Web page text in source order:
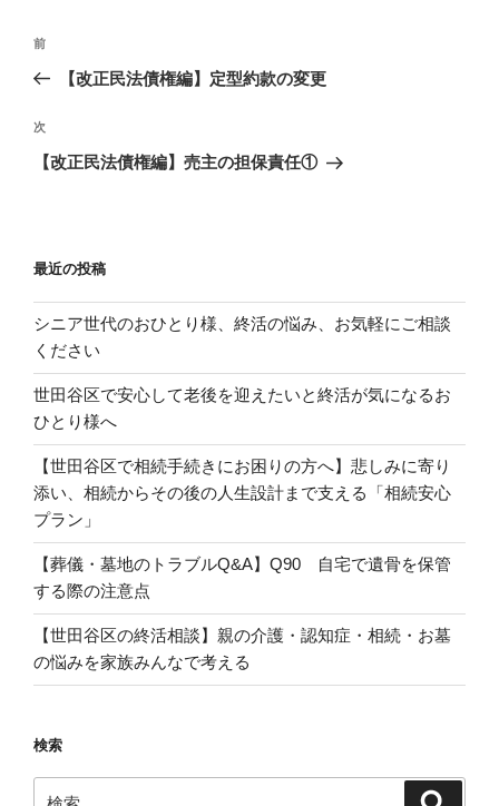
投
ビ
ゲ
ン
過
去
投
稿
前
【改正民法債権編】定型約款の変更
次
の
次
【改正民法債権編】売主の担保責任①
最近の投稿
シニア世代のおひとり様、終活の悩み、お気軽にご相談
ください
世田谷区で安心して老後を迎えたいと終活が気になるお
ひとり様へ
【世田谷区で相続手続きにお困りの方へ】悲しみに寄り
添い、相続からその後の人生設計まで支える「相続安心
プラン」
【葬儀・墓地のトラブルQ&A】Q90 自宅で遺骨を保管
する際の注意点
【世田谷区の終活相談】親の介護・認知症・相続・お墓
の悩みを家族みんなで考える
検索